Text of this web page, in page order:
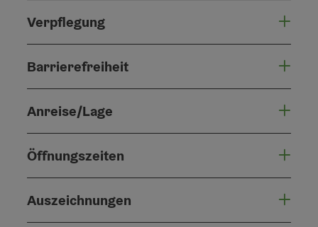
Verpflegung
Barrierefreiheit
Anreise/Lage
Öffnungszeiten
Auszeichnungen